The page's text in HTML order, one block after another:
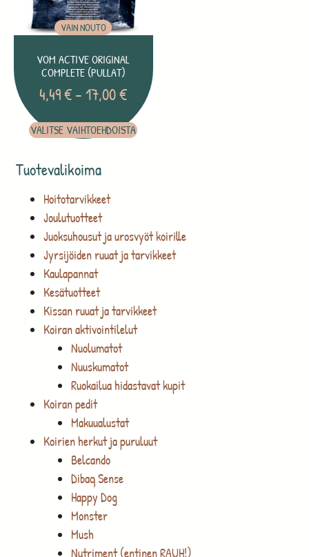
Tuotevalikoima
Hoitotarvikkeet
Joulutuotteet
Juoksuhousut ja urosvyöt koirille
Jyrsijöiden ruuat ja tarvikkeet
Kaulapannat
Kesätuotteet
Kissan ruuat ja tarvikkeet
Koiran aktivointilelut
Nuolumatot
Nuuskumatot
Ruokailua hidastavat kupit
Koiran pedit
Makuualustat
Koirien herkut ja puruluut
Belcando
Dibaq Sense
Happy Dog
Monster
Mush
Nutriment (entinen RAUH!)
VAIN NOUTO
VOM ACTIVE ORIGINAL
COMPLETE (PULLAT)
4,49€– 17,00€
VALITSE VAIHTOEHDOISTA